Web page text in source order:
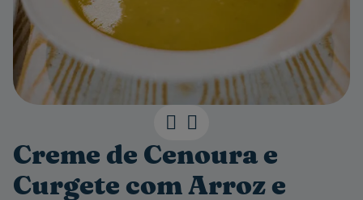
Creme de Cenoura e
Curgete com Arroz e